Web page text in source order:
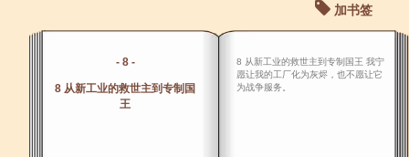
加书签
- 8 -
8 从新工业的救世主到专制国
王
8 从新工业的救世主到专制国王 我宁
愿让我的工厂化为灰烬，也不愿让它
为战争服务。